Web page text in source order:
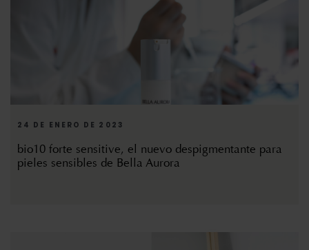
24 DE ENERO DE 2023
bio10 forte sensitive, el nuevo despigmentante para
pieles sensibles de Bella Aurora